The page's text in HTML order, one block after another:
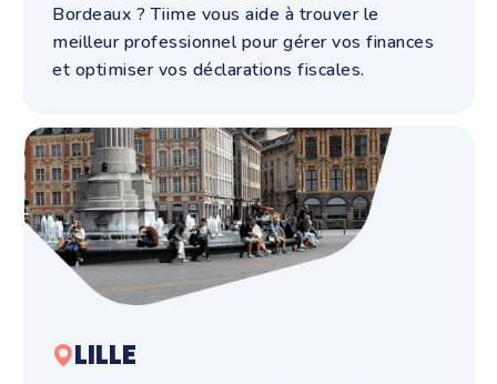
Bordeaux ? Tiime vous aide à trouver le
meilleur professionnel pour gérer vos finances
et optimiser vos déclarations fiscales.
LILLE